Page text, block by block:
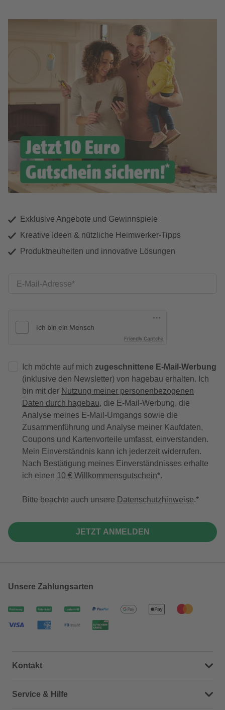
Exklusive Angebote und Gewinnspiele
Kreative Ideen & nützliche Heimwerker-Tipps
Produktneuheiten und innovative Lösungen
E-Mail-Adresse
Friendly Captcha
Ich möchte auf mich zugeschnittene E-Mail-Werbung
(inklusive den Newsletter) von hagebau erhalten. Ich
bin mit der Nutzung meiner personenbezogenen
Daten durch hagebau, die E-Mail-Werbung, die
Analyse meines E-Mail-Umgangs sowie die
Zusammenführung und Analyse meiner Kaufdaten,
Coupons und Kartenvorteile umfasst, einverstanden.
Mein Einverständnis kann ich jederzeit widerrufen.
Nach Bestätigung meines Einverständnisses erhalte
ich einen 10 € Willkommensgutschein*.
Bitte beachte auch unsere Datenschutzhinweise.
JETZT ANMELDEN
Unsere Zahlungsarten
Kontakt
Dein Kontakt zu uns
Service & Hilfe